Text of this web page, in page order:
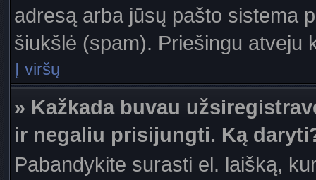
adresą arba jūsų pašto sistema
šiukšlė (spam). Priešingu atveju
Į viršų
» Kažkada buvau
ir negaliu prisijungti. Ką
Pabandykite surasti el. laišką,